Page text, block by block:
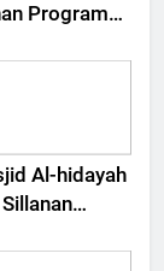
Program
Al-hidayah